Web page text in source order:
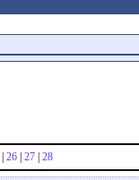
| 26 | 27 | 28